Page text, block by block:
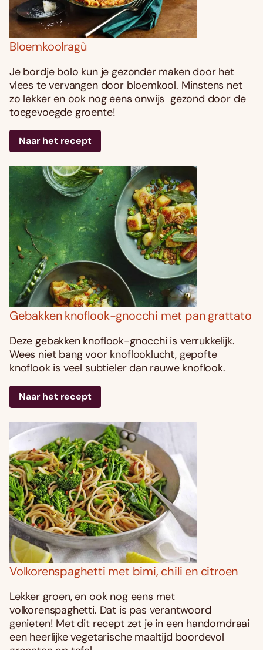
Bloemkoolragù
Je bordje bolo kun je gezonder maken door het
vlees te vervangen door bloemkool. Minstens net
zo lekker en ook nog eens onwijs gezond door de
toegevoegde groente!
Naar het recept
Gebakken knoflook-gnocchi met pan grattato
Deze gebakken knoflook-gnocchi is verrukkelijk.
Wees niet bang voor knoflooklucht, gepofte
knoflook is veel subtieler dan rauwe knoflook.
Naar het recept
Volkorenspaghetti met bimi, chili en citroen
Lekker groen, en ook nog eens met
volkorenspaghetti. Dat is pas verantwoord
genieten! Met dit recept zet je in een handomdraai
een heerlijke vegetarische maaltijd boordevol